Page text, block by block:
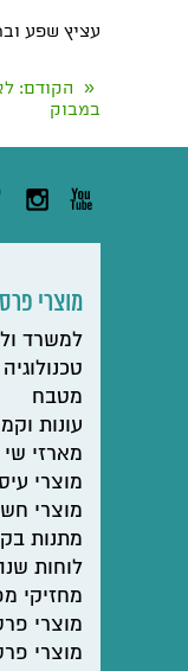
עציץ שפע
« הקודם:
במבוק
 
מוצרי
למשרד
טכנולוגיה
מטבח
עונות
מארזי
מוצרי
מוצרי
מתנות
לוחות
מחזיקי
מוצרי
מוצרי